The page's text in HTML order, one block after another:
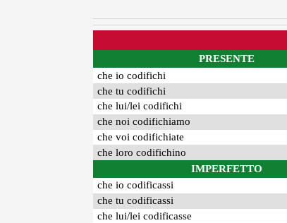
PRESENTE
che io codifichi
che tu codifichi
che lui/lei codifichi
che noi codifichiamo
che voi codifichiate
che loro codifichino
IMPERFETTO
che io codificassi
che tu codificassi
che lui/lei codificasse